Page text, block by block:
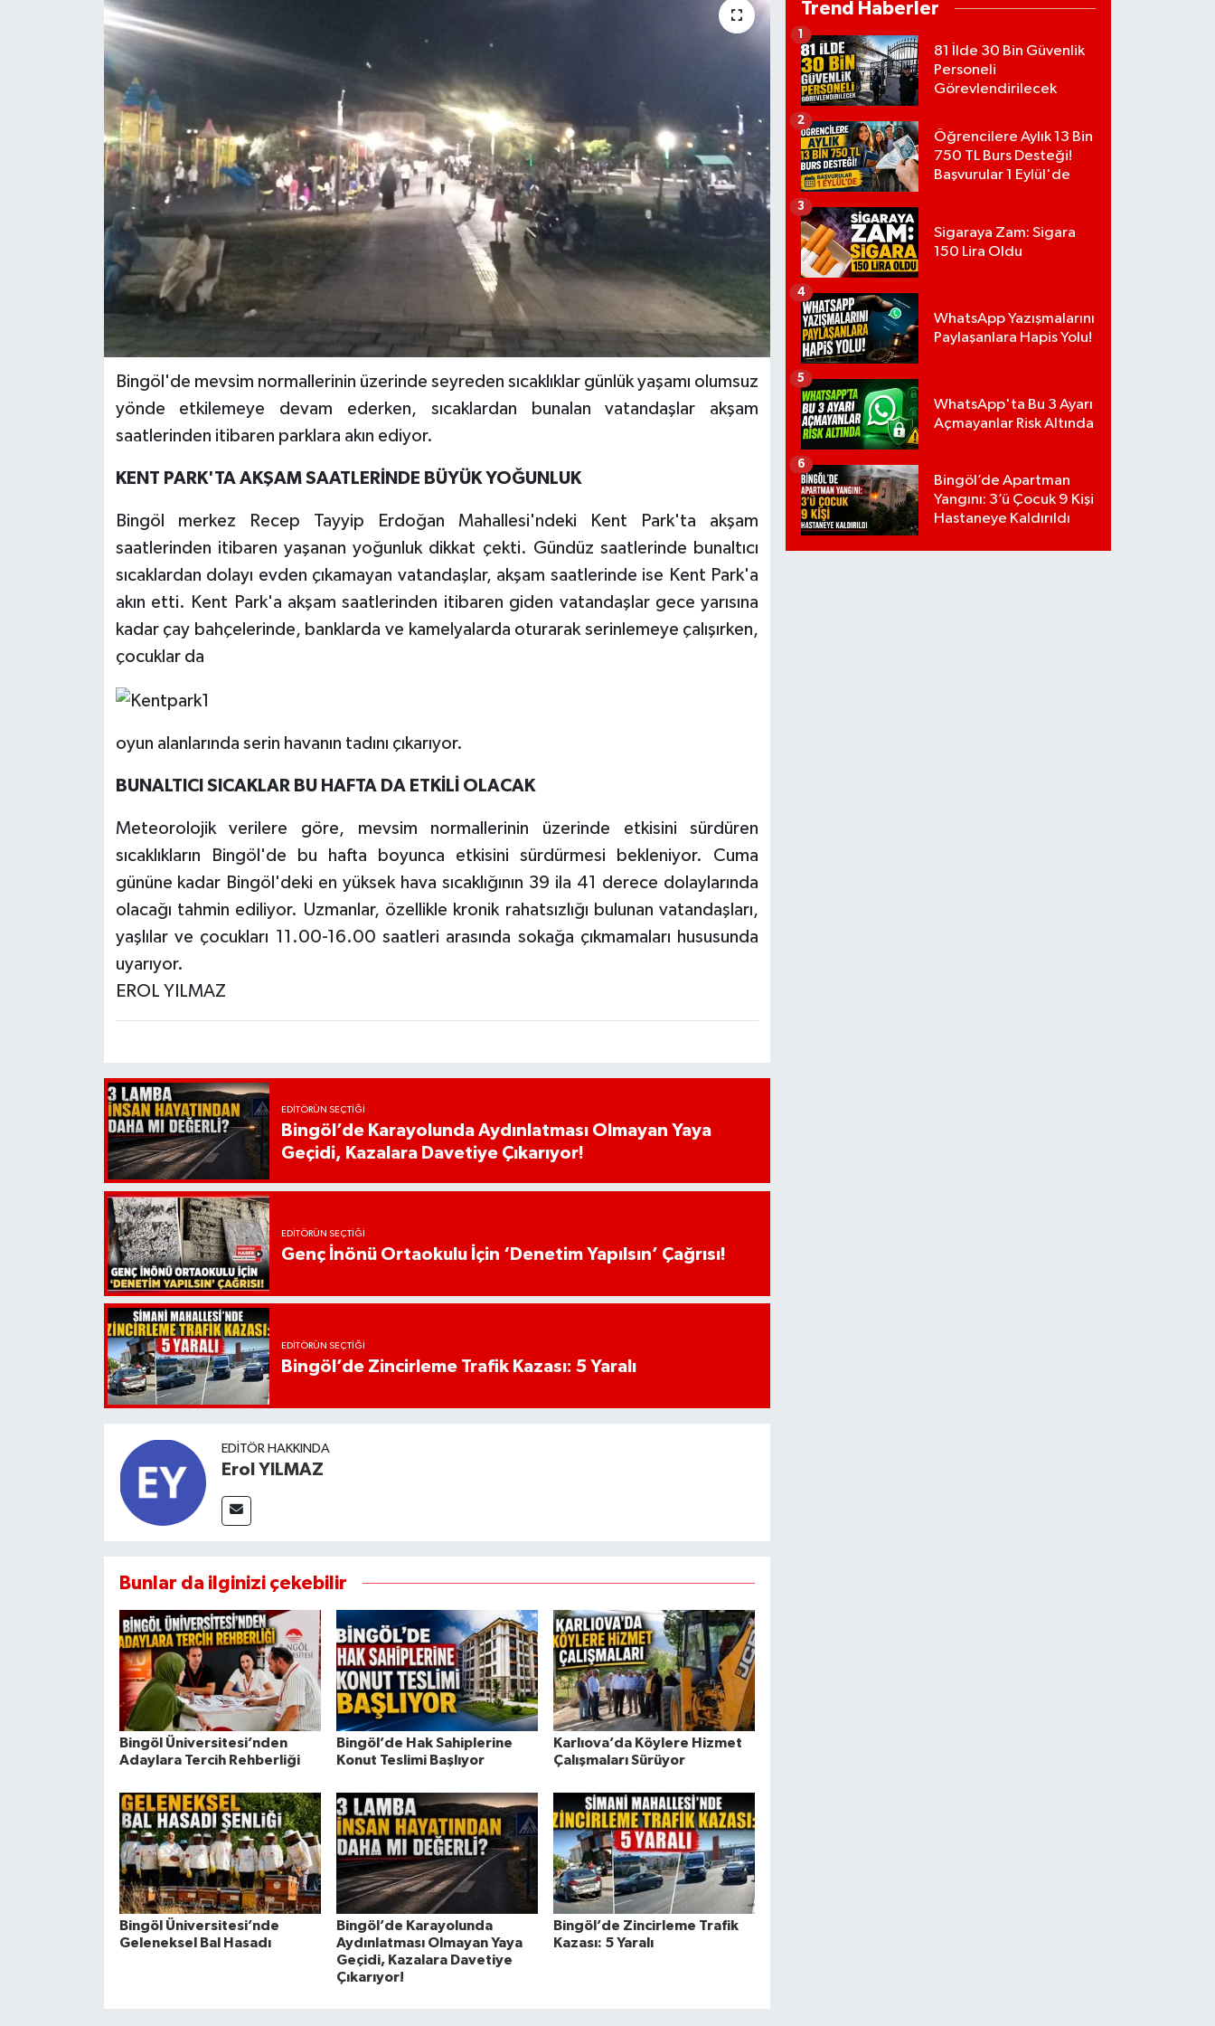
Bingöl'de mevsim normallerinin üzerinde seyreden sıcaklıklar günlük yaşamı olumsuz
yönde etkilemeye devam ederken, sıcaklardan bunalan vatandaşlar akşam
saatlerinden itibaren parklara akın ediyor.
KENT PARK'TA AKŞAM SAATLERİNDE BÜYÜK YOĞUNLUK
Bingöl merkez Recep Tayyip Erdoğan Mahallesi'ndeki Kent Park'ta akşam
saatlerinden itibaren yaşanan yoğunluk dikkat çekti. Gündüz saatlerinde bunaltıcı
sıcaklardan dolayı evden çıkamayan vatandaşlar, akşam saatlerinde ise Kent Park'a
akın etti. Kent Park'a akşam saatlerinden itibaren giden vatandaşlar gece yarısına
kadar çay bahçelerinde, banklarda ve kamelyalarda oturarak serinlemeye çalışırken,
çocuklar da
oyun alanlarında serin havanın tadını çıkarıyor.
BUNALTICI SICAKLAR BU HAFTA DA ETKİLİ OLACAK
Meteorolojik verilere göre, mevsim normallerinin üzerinde etkisini sürdüren
sıcaklıkların Bingöl'de bu hafta boyunca etkisini sürdürmesi bekleniyor. Cuma
gününe kadar Bingöl'deki en yüksek hava sıcaklığının 39 ila 41 derece dolaylarında
olacağı tahmin ediliyor. Uzmanlar, özellikle kronik rahatsızlığı bulunan vatandaşları,
yaşlılar ve çocukları 11.00-16.00 saatleri arasında sokağa çıkmamaları hususunda
uyarıyor.
EROL YILMAZ
EDITÖRÜN SEÇTIĞI
Bingöl’de Karayolunda Aydınlatması Olmayan Yaya
Geçidi, Kazalara Davetiye Çıkarıyor!
EDITÖRÜN SEÇTIĞI
Genç İnönü Ortaokulu İçin ‘Denetim Yapılsın’ Çağrısı!
EDITÖRÜN SEÇTIĞI
Bingöl’de Zincirleme Trafik Kazası: 5 Yaralı
EDITÖR HAKKINDA
Erol YILMAZ
Bunlar da ilginizi çekebilir
Bingöl Üniversitesi’nden
Adaylara Tercih Rehberliği
Bingöl’de Hak Sahiplerine
Konut Teslimi Başlıyor
Karlıova’da Köylere Hizmet
Çalışmaları Sürüyor
Bingöl Üniversitesi’nde
Geleneksel Bal Hasadı
Bingöl’de Karayolunda
Aydınlatması Olmayan Yaya
Geçidi, Kazalara Davetiye
Çıkarıyor!
Bingöl’de Zincirleme Trafik
Kazası: 5 Yaralı
Trend Haberler
81 İlde 30 Bin Güvenlik
Personeli
Görevlendirilecek
1
Öğrencilere Aylık 13 Bin
750 TL Burs Desteği!
Başvurular 1 Eylül'de
2
Sigaraya Zam: Sigara
150 Lira Oldu
3
WhatsApp Yazışmalarını
Paylaşanlara Hapis Yolu!
4
WhatsApp'ta Bu 3 Ayarı
Açmayanlar Risk Altında
5
Bingöl’de Apartman
Yangını: 3’ü Çocuk 9 Kişi
Hastaneye Kaldırıldı
6
MERKEZ
RESMİ İLANLAR
SAĞLIK
SİYASET
SOLHAN
YAYLADERE